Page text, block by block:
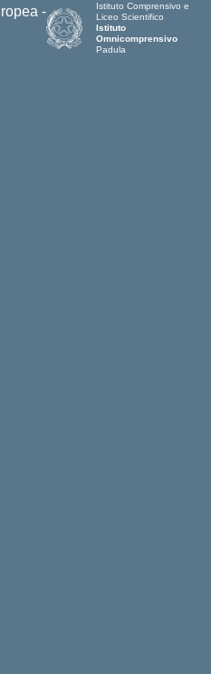
Istituto Comprensivo e
Liceo Scientifico
Istituto
Omnicomprensivo
Padula